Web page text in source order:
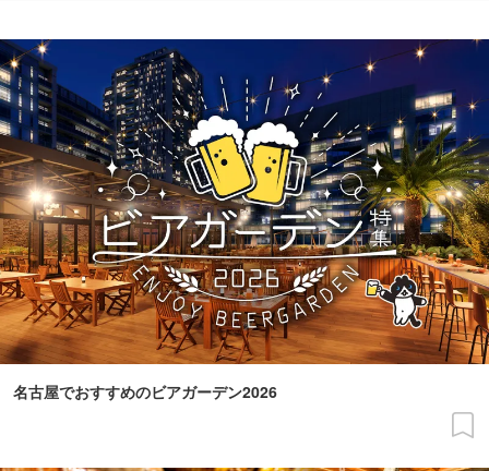
名古屋でおすすめのビアガーデン2026